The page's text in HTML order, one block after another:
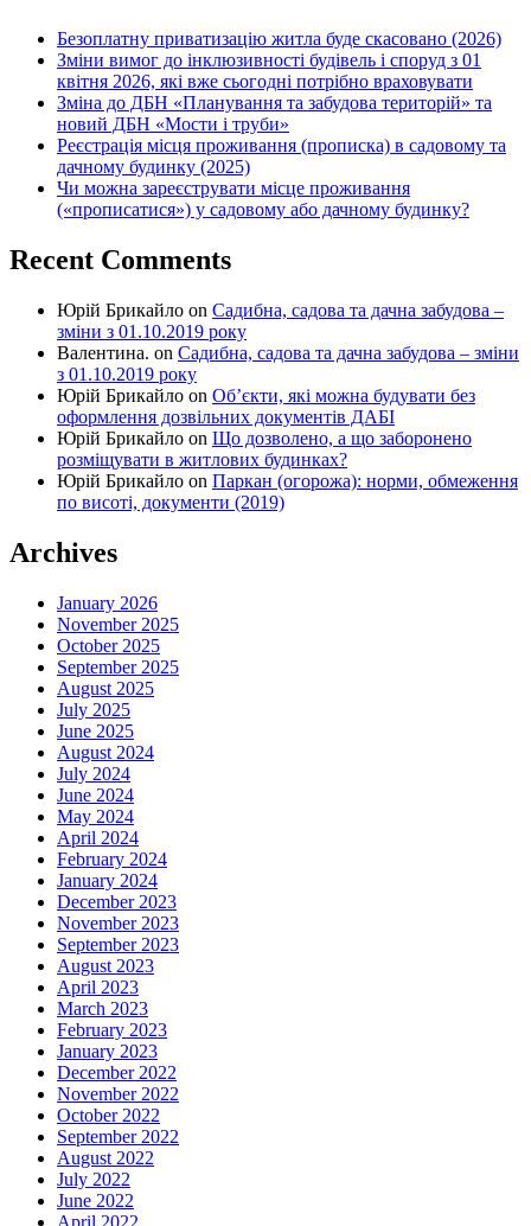
Безоплатну приватизацію житла буде скасовано (2026)
Зміни вимог до інклюзивності будівель і споруд з 01
квітня 2026, які вже сьогодні потрібно враховувати
Зміна до ДБН «Планування та забудова територій» та
новий ДБН «Мости і труби»
Реєстрація місця проживання (прописка) в садовому та
дачному будинку (2025)
Чи можна зареєструвати місце проживання
(«прописатися») у садовому або дачному будинку?
Recent Comments
Юрій Брикайло on Садибна, садова та дачна забудова –
зміни з 01.10.2019 року
Валентина. on Садибна, садова та дачна забудова – зміни
з 01.10.2019 року
Юрій Брикайло on Об’єкти, які можна будувати без
оформлення дозвільних документів ДАБІ
Юрій Брикайло on Що дозволено, а що заборонено
розміщувати в житлових будинках?
Юрій Брикайло on Паркан (огорожа): норми, обмеження
по висоті, документи (2019)
Archives
January 2026
November 2025
October 2025
September 2025
August 2025
July 2025
June 2025
August 2024
July 2024
June 2024
May 2024
April 2024
February 2024
January 2024
December 2023
November 2023
September 2023
August 2023
April 2023
March 2023
February 2023
January 2023
December 2022
November 2022
October 2022
September 2022
August 2022
July 2022
June 2022
April 2022